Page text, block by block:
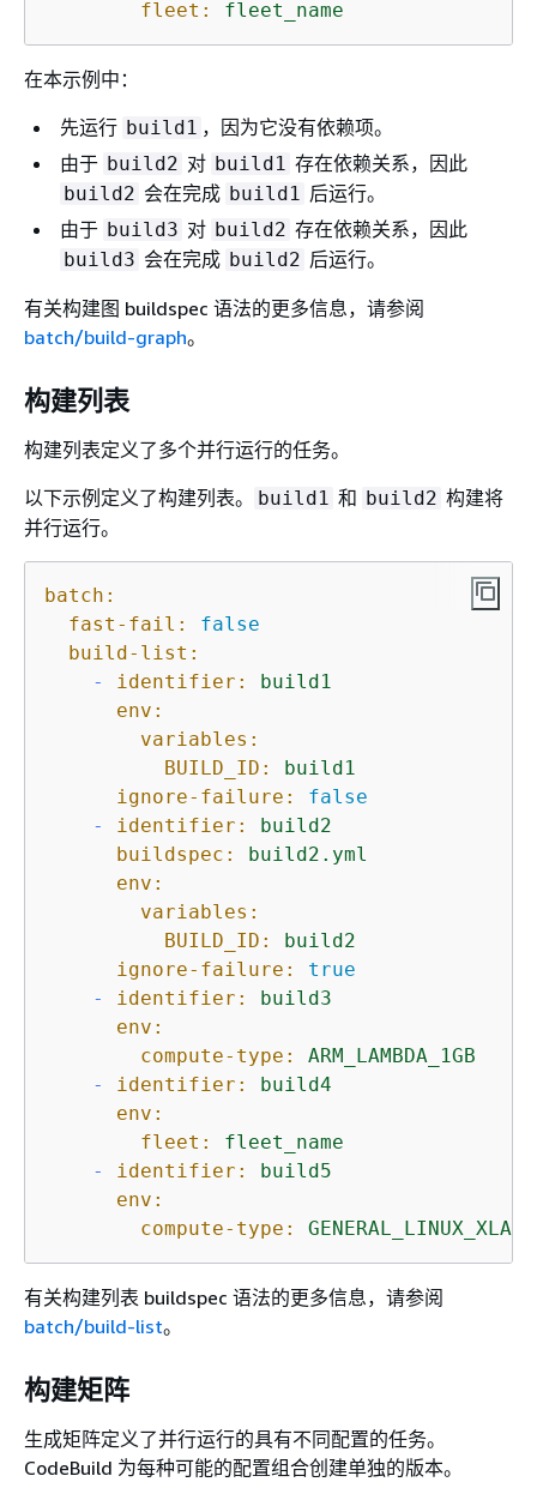
fleet: fleet_name
在本示例中：
先运行 build1 ，因为它没有依赖项。
由于 build2 对 build1 存在依赖关系，因此
build2 会在完成 build1 后运行。
由于 build3 对 build2 存在依赖关系，因此
build3 会在完成 build2 后运行。
有关构建图 buildspec 语法的更多信息，请参阅
batch/build-graph。
构建列表
构建列表定义了多个并行运行的任务。
以下示例定义了构建列表。
build1 和 build2 构建将
并行运行。
batch:
fast-fail:
false
build-list:
-
identifier:
build1
env:
variables:
BUILD_ID:
build1
ignore-failure:
false
-
identifier:
build2
buildspec:
build2.yml
env:
variables:
BUILD_ID:
build2
ignore-failure:
true
-
identifier:
build3
env:
compute-type:
ARM_LAMBDA_1GB
-
identifier:
build4
env:
fleet:
fleet_name
-
identifier:
build5
env:
compute-type:
有关构建列表 buildspec 语法的更多信息，请参阅
batch/build-list。
构建矩阵
生成矩阵定义了并行运行的具有不同配置的任务。
CodeBuild 为每种可能的配置组合创建单独的版本。